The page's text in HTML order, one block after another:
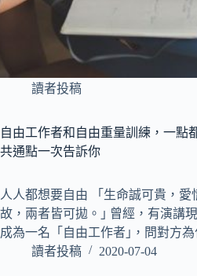
讀者投稿
自由工作者和自由重量訓練，一點
共通點一次告訴你
人人都想要自由 「生命誠可貴，愛
故，兩者皆可拋。｣ 曾經，有演講
成為一名「自由工作者｣，問對方
讀者投稿
2020-07-04